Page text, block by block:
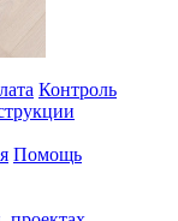
Контроль
Помощь